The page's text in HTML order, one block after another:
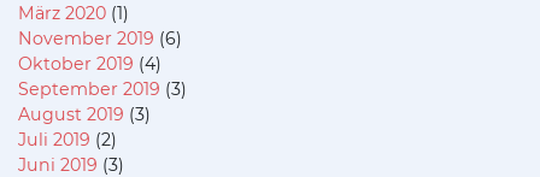
März 2020 (1)
November 2019 (6)
Oktober 2019 (4)
September 2019 (3)
August 2019 (3)
Juli 2019 (2)
Juni 2019 (3)